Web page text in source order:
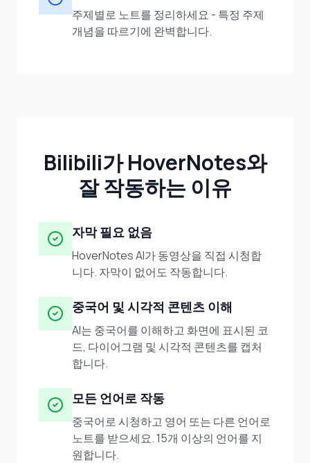
주제별로 노트를 정리하세요 - 특정 주제
개념을 따르기에 완벽합니다.
Bilibili가 HoverNotes와
잘 작동하는 이유
자막 필요 없음
HoverNotes AI가 동영상을 직접 시청합
니다. 자막이 없어도 작동합니다.
중국어 및 시각적 콘텐츠 이해
AI는 중국어를 이해하고 화면에 표시된 코
드, 다이어그램 및 시각적 콘텐츠를 캡처
합니다.
모든 언어로 작동
중국어로 시청하고 영어 또는 다른 언어로
노트를 받으세요. 15개 이상의 언어를 지
원합니다.